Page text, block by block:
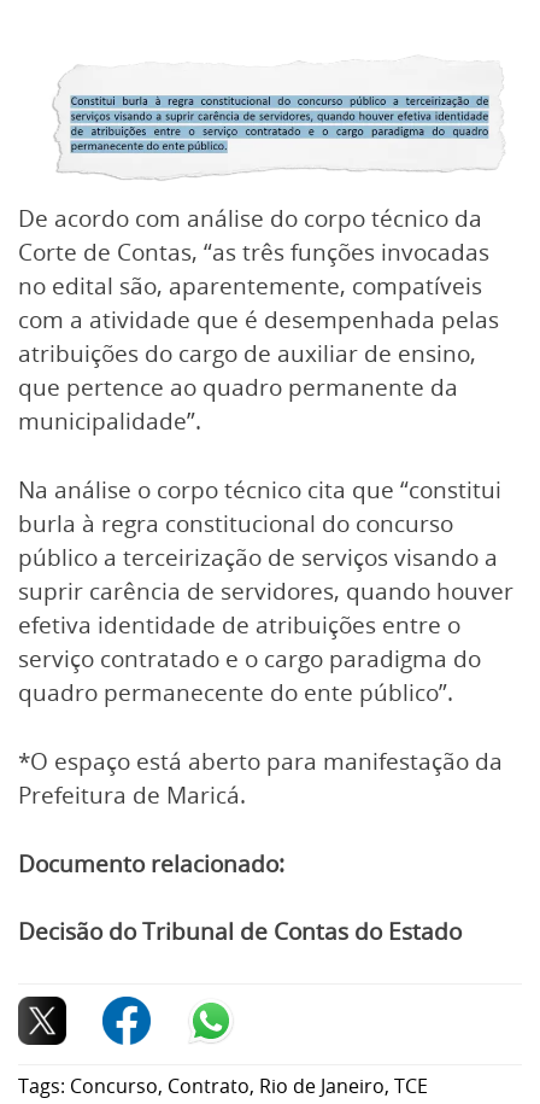
De acordo com análise do corpo técnico da
Corte de Contas, “as três funções invocadas
no edital são, aparentemente, compatíveis
com a atividade que é desempenhada pelas
atribuições do cargo de auxiliar de ensino,
que pertence ao quadro permanente da
municipalidade”.
Na análise o corpo técnico cita que “constitui
burla à regra constitucional do concurso
público a terceirização de serviços visando a
suprir carência de servidores, quando houver
efetiva identidade de atribuições entre o
serviço contratado e o cargo paradigma do
quadro permanecente do ente público”.
*O espaço está aberto para manifestação da
Prefeitura de Maricá.
Documento relacionado:
Decisão do Tribunal de Contas do Estado
Tags: Concurso, Contrato, Rio de Janeiro, TCE